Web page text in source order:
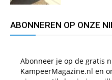
ABONNEREN OP ONZE
Abonneer je op de gratis
KampeerMagazine.nl en